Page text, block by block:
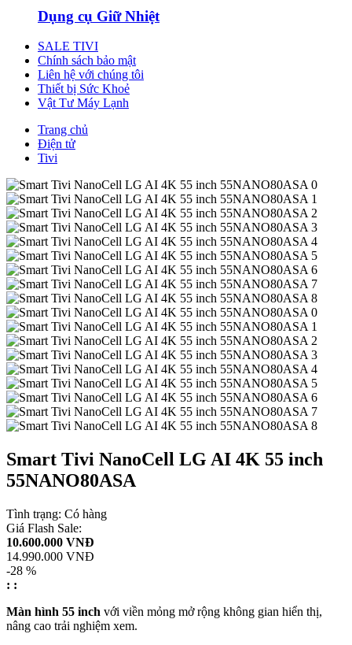
Dụng cụ Giữ Nhiệt
SALE TIVI
Chính sách bảo mật
Liên hệ với chúng tôi
Thiết bị Sức Khoẻ
Vật Tư Máy Lạnh
Trang chủ
Điện tử
Tivi
Smart Tivi NanoCell LG AI 4K 55 inch
55NANO80ASA
Tình trạng: Có hàng
Giá Flash Sale:
10.600.000 VNĐ
14.990.000 VNĐ
-28 %
: :
Màn hình 55 inch với viền mỏng mở rộng không gian hiển thị,
nâng cao trải nghiệm xem.